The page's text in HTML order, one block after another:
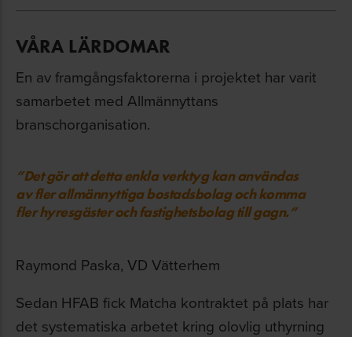
VÅRA LÄRDOMAR
En av framgångsfaktorerna i projektet har varit
samarbetet med Allmännyttans
branschorganisation.
”Det gör att detta enkla verktyg kan användas
av fler allmännyttiga bostadsbolag och komma
fler hyresgäster och fastighetsbolag till gagn.”
Raymond Paska, VD Vätterhem
Sedan HFAB fick Matcha kontraktet på plats har
det systematiska arbetet kring olovlig uthyrning